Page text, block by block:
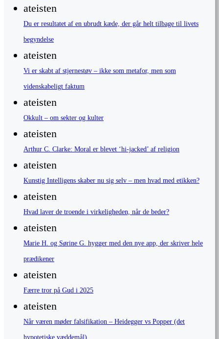
ateisten
Du er resultatet af en ubrudt kæde, der går helt tilbage til livets
begyndelse
ateisten
Vi er skabt af stjernestøv – ikke som metafor, men som
videnskabeligt faktum
ateisten
Okkult – om sekter og kulter
ateisten
Arthur C. Clarke: Moral er blevet ‘hi-jacked’ af religion
ateisten
Kunstig Intelligens skaber nu sig selv – men hvad med etikken?
ateisten
Hvad laver de troende i virkeligheden, når de beder?
ateisten
Marie H. og Sørine G. hygger med den nye app, der skriver hele
prædikener
ateisten
Færre tror på Gud i 2025
ateisten
Når væren møder falsifikation – Heidegger vs Popper (det
hypotetiske væddemål)